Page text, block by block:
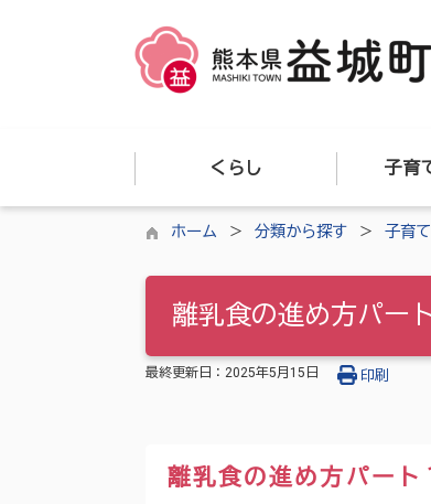
くらし 子育
ホーム 分類から探す 子育
離乳食の進め方パー
最終更新日： 2025年5月15日 印刷
離乳食の進め方パー